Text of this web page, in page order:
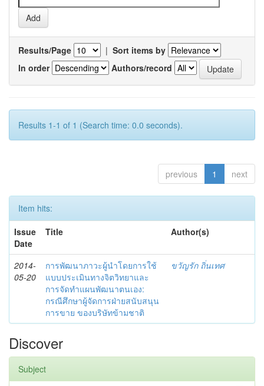
Results/Page | Sort items by
In order
Authors/record
Results 1-1 of 1 (Search time: 0.0 seconds).
previous 1 next
Item hits:
Issue
Date
Title Author(s)
2014-
05-20
การพัฒนาภาวะผู้นำโดยการใช้
แบบประเมินทางจิตวิทยาและ
การจัดทำแผนพัฒนาตนเอง:
กรณีศึกษาผู้จัดการฝ่ายสนับสนุน
การขาย ของบริษัทข้ามชาติ
ขวัญรัก ถิ่นเทศ
Discover
Subject